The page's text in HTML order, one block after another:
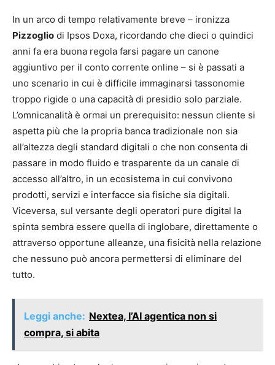
In un arco di tempo relativamente breve – ironizza
Pizzoglio di Ipsos Doxa, ricordando che dieci o quindici
anni fa era buona regola farsi pagare un canone
aggiuntivo per il conto corrente online – si è passati a
uno scenario in cui è difficile immaginarsi tassonomie
troppo rigide o una capacità di presidio solo parziale.
L’omnicanalità è ormai un prerequisito: nessun cliente si
aspetta più che la propria banca tradizionale non sia
all’altezza degli standard digitali o che non consenta di
passare in modo fluido e trasparente da un canale di
accesso all’altro, in un ecosistema in cui convivono
prodotti, servizi e interfacce sia fisiche sia digitali.
Viceversa, sul versante degli operatori pure digital la
spinta sembra essere quella di inglobare, direttamente o
attraverso opportune alleanze, una fisicità nella relazione
che nessuno può ancora permettersi di eliminare del
tutto.
Leggi anche: Nextea, l’AI agentica non si
compra, si abita